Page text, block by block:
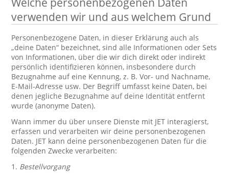
verwenden wir und aus welchem Grund
Personenbezogene Daten, in dieser Erklärung auch als
„deine Daten“ bezeichnet, sind alle Informationen oder Sets
von Informationen, über die wir dich direkt oder indirekt
persönlich identifizieren können, insbesondere durch
Bezugnahme auf eine Kennung, z. B. Vor- und Nachname,
E-Mail-Adresse usw. Der Begriff umfasst keine Daten, bei
denen jegliche Bezugnahme auf deine Identität entfernt
wurde (anonyme Daten).
Wann immer du über unsere Dienste mit JET interagierst,
erfassen und verarbeiten wir deine personenbezogenen
Daten. JET kann deine personenbezogenen Daten für die
folgenden Zwecke verarbeiten:
1. Bestellvorgang